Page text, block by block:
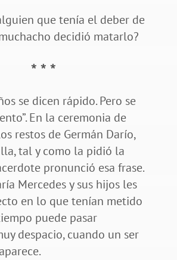
que tenía el deber de
decidió matarlo?
* * *
se dicen rápido. Pero se
En la ceremonia de
restos de Germán Darío,
tal y como la pidió la
pronunció esa frase.
Mercedes y sus hijos les
en lo que tenían metido
puede pasar
despacio, cuando un ser